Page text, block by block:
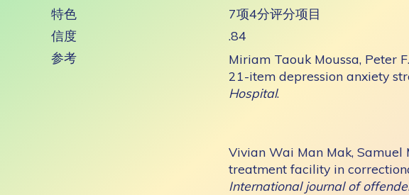
特色
7项4分评分项目
信度
.84
参考
Miriam Taouk Moussa, Peter
21-item depression anxiety
Hospital.
Vivian Wai Man Mak, Samuel
treatment facility in
International journal of